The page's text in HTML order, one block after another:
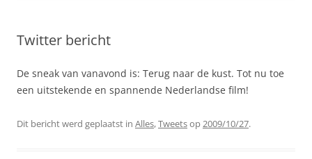
Twitter bericht
De sneak van vanavond is: Terug naar de kust. Tot nu toe
een uitstekende en spannende Nederlandse film!
Dit bericht werd geplaatst in Alles,Tweetsop2009/10/27.